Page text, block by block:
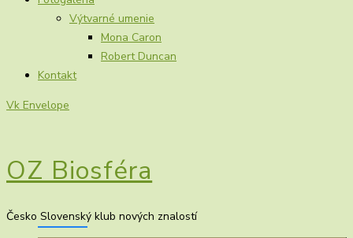
Výtvarné umenie
Mona Caron
Robert Duncan
Kontakt
Vk Envelope
OZ Biosféra
Česko Slovenský klub nových znalostí